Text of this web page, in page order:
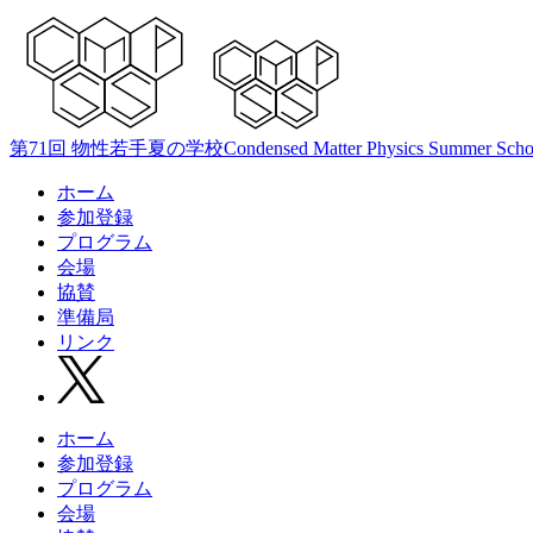
第71回 物性若手夏の学校Condensed Matter Physics Summer
ホーム
参加登録
プログラム
会場
協賛
準備局
リンク
ホーム
参加登録
プログラム
会場